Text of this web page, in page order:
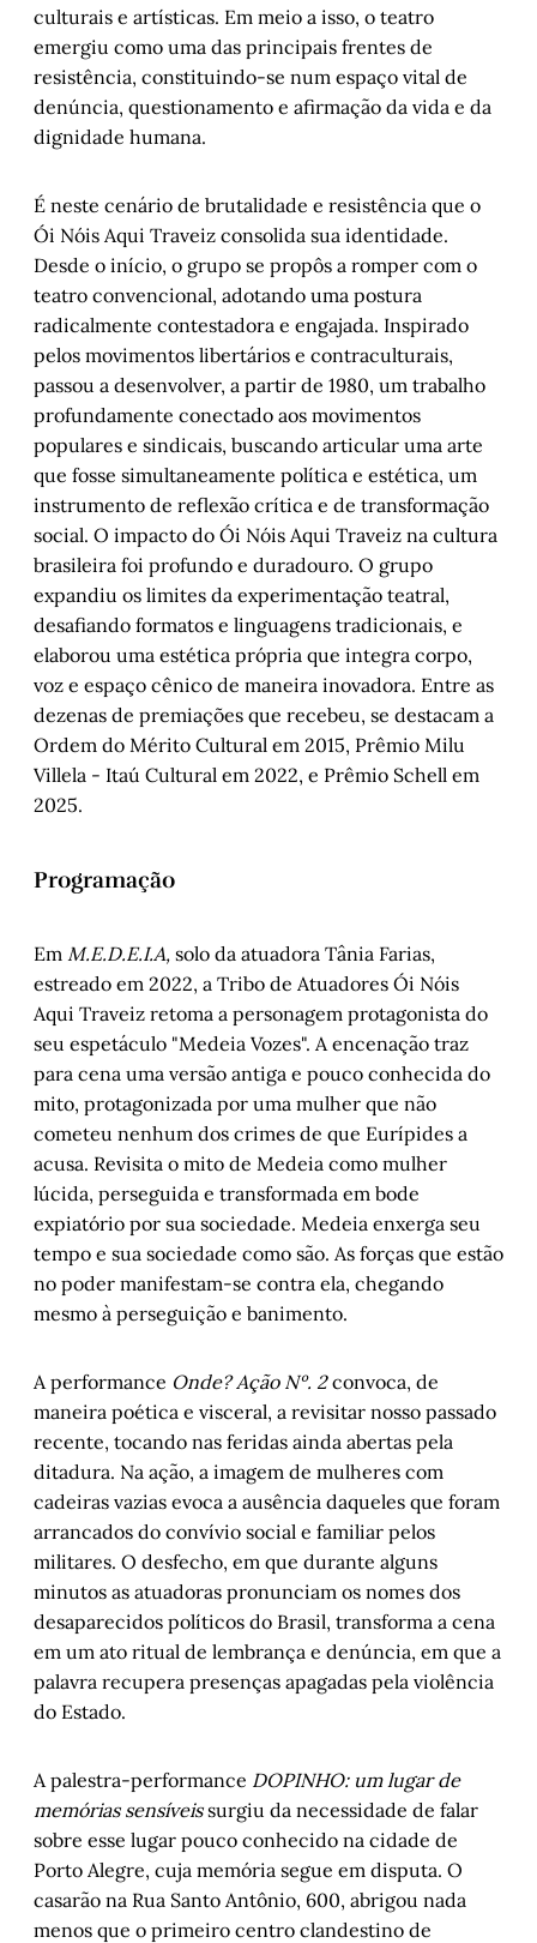
culturais e artísticas. Em meio a isso, o teatro
emergiu como uma das principais frentes de
resistência, constituindo-se num espaço vital de
denúncia, questionamento e afirmação da vida e da
dignidade humana.
É neste cenário de brutalidade e resistência que o
Ói Nóis Aqui Traveiz consolida sua identidade.
Desde o início, o grupo se propôs a romper com o
teatro convencional, adotando uma postura
radicalmente contestadora e engajada. Inspirado
pelos movimentos libertários e contraculturais,
passou a desenvolver, a partir de 1980, um trabalho
profundamente conectado aos movimentos
populares e sindicais, buscando articular uma arte
que fosse simultaneamente política e estética, um
instrumento de reflexão crítica e de transformação
social. O impacto do Ói Nóis Aqui Traveiz na cultura
brasileira foi profundo e duradouro. O grupo
expandiu os limites da experimentação teatral,
desafiando formatos e linguagens tradicionais, e
elaborou uma estética própria que integra corpo,
voz e espaço cênico de maneira inovadora. Entre as
dezenas de premiações que recebeu, se destacam a
Ordem do Mérito Cultural em 2015, Prêmio Milu
Villela - Itaú Cultural em 2022, e Prêmio Schell em
2025.
Programação
Em M.E.D.E.I.A, solo da atuadora Tânia Farias,
estreado em 2022, a Tribo de Atuadores Ói Nóis
Aqui Traveiz retoma a personagem protagonista do
seu espetáculo "Medeia Vozes". A encenação traz
para cena uma versão antiga e pouco conhecida do
mito, protagonizada por uma mulher que não
cometeu nenhum dos crimes de que Eurípides a
acusa. Revisita o mito de Medeia como mulher
lúcida, perseguida e transformada em bode
expiatório por sua sociedade. Medeia enxerga seu
tempo e sua sociedade como são. As forças que estão
no poder manifestam-se contra ela, chegando
mesmo à perseguição e banimento.
A performance Onde? Ação Nº. 2convoca, de
maneira poética e visceral, a revisitar nosso passado
recente, tocando nas feridas ainda abertas pela
ditadura. Na ação, a imagem de mulheres com
cadeiras vazias evoca a ausência daqueles que foram
arrancados do convívio social e familiar pelos
militares. O desfecho, em que durante alguns
minutos as atuadoras pronunciam os nomes dos
desaparecidos políticos do Brasil, transforma a cena
em um ato ritual de lembrança e denúncia, em que a
palavra recupera presenças apagadas pela violência
do Estado.
A palestra-performance DOPINHO: um lugar de
memórias sensíveissurgiu da necessidade de falar
sobre esse lugar pouco conhecido na cidade de
Porto Alegre, cuja memória segue em disputa. O
casarão na Rua Santo Antônio, 600, abrigou nada
menos que o primeiro centro clandestino de